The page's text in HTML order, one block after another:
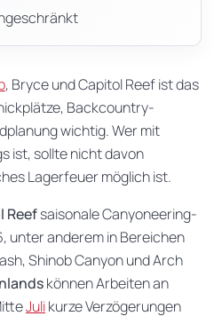
, Bryce und Capitol Reef ist das
Backcountry-
wichtig. Wer mit
ist, sollte nicht davon
Lagerfeuer möglich ist.
Reefsaisonale Canyoneering-
unter anderem in Bereichen
Shinob Canyon und Arch
können Arbeiten an
Julikurze Verzögerungen